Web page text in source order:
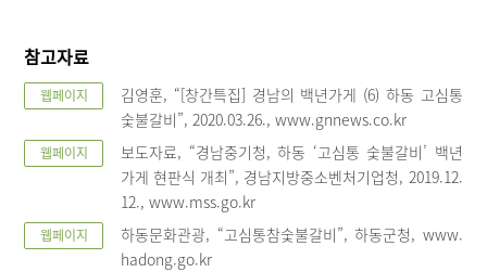
참고자료
웹페이지
김영훈, “[창간특집] 경남의 백년가게 (6) 하동 고심통
숯불갈비”, 2020.03.26., www.gnnews.co.kr
웹페이지
보도자료, “경남중기청, 하동 ‘고심통 숯불갈비’ 백년
가게 현판식 개최”, 경남지방중소벤처기업청, 2019.12.
12., www.mss.go.kr
웹페이지
하동문화관광, “고심통참숯불갈비”, 하동군청, www.
hadong.go.kr